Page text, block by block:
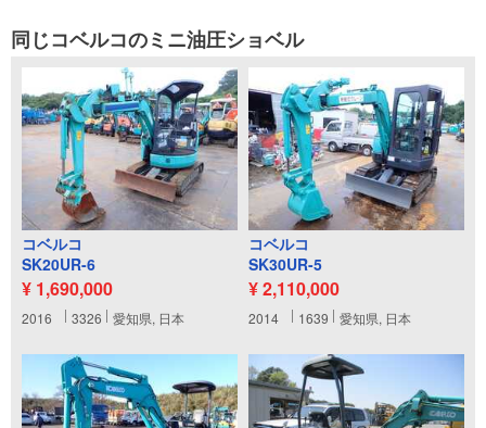
同じコベルコのミニ油圧ショベル
コベルコ
SK20UR-6
¥ 1,690,000
2016 3326 愛知県, 日本
コベルコ
SK30UR-5
¥ 2,110,000
2014 1639 愛知県, 日本